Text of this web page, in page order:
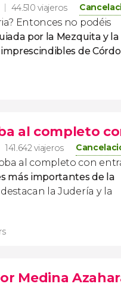
44.510 viajeros
Entonces no podéis
por la Mezquita y la
imprescindibles de
al completo
141.642 viajeros
al completo con
más importantes de la
la Judería y la
Medina